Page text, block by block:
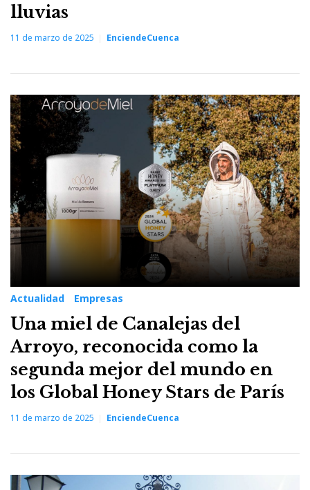
lluvias
11 de marzo de 2025 EnciendeCuenca
Actualidad Empresas
Una miel de Canalejas del
Arroyo, reconocida como la
segunda mejor del mundo en
los Global Honey Stars de París
11 de marzo de 2025 EnciendeCuenca